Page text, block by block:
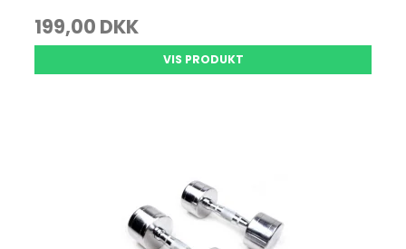
199,00 DKK
VIS PRODUKT